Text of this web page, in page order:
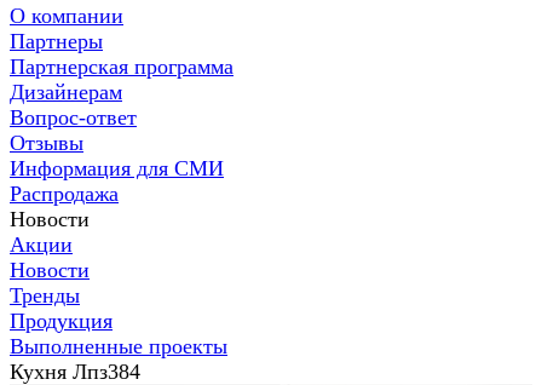
О компании
Партнеры
Партнерская программа
Дизайнерам
Вопрос-ответ
Отзывы
Информация для СМИ
Распродажа
Новости
Акции
Новости
Тренды
Продукция
Выполненные проекты
Кухня Лпз384